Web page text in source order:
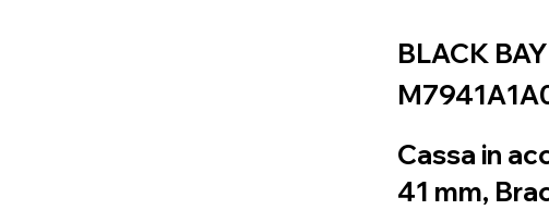
BLACK BAY
Cassa in
41 mm,